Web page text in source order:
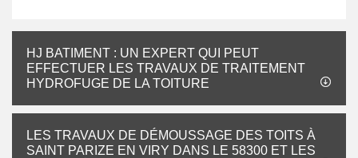
HJ BATIMENT : UN EXPERT QUI PEUT
EFFECTUER LES TRAVAUX DE TRAITEMENT
HYDROFUGE DE LA TOITURE
LES TRAVAUX DE DÉMOUSSAGE DES TOITS À
SAINT PARIZE EN VIRY DANS LE 58300 ET LES